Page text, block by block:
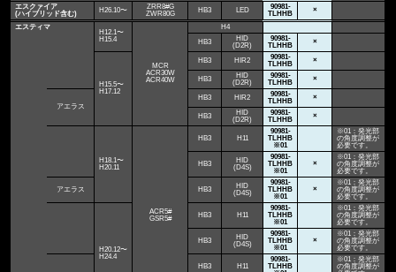
エスクァイア
(ハイブリッド含む)
H26.10〜
ZRR8#G
ZWR80G
HB3 LED
90981-
TLHHB
×
エスティマ
H12.1〜
H15.4
MCR
ACR30W
ACR40W
H4
HB3
HID
(D2R)
90981-
TLHHB
×
H15.5〜
H17.12
HB3 HIR2
90981-
TLHHB
×
HB3
HID
(D2R)
90981-
TLHHB
×
アエラス
HB3 HIR2
90981-
TLHHB
×
HB3
HID
(D2R)
90981-
TLHHB
×
H18.1〜
H20.11
ACR5#
GSR5#
HB3 H11
90981-
TLHHB
※01
※01：発光部
の角度調整が
必要です。
HB3
HID
(D4S)
90981-
TLHHB
※01
×
※01：発光部
の角度調整が
必要です。
アエラス HB3
HID
(D4S)
90981-
TLHHB
※01
×
※01：発光部
の角度調整が
必要です。
H20.12〜
H24.4
HB3 H11
90981-
TLHHB
※01
※01：発光部
の角度調整が
必要です。
HB3
HID
(D4S)
90981-
TLHHB
※01
×
※01：発光部
の角度調整が
必要です。
HB3 H11
90981-
TLHHB
※01：発光部
の角度調整が